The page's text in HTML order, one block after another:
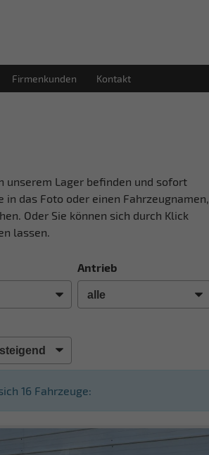
Firmenkunden Kontakt
unserem Lager befinden und sofort
das Foto oder einen Fahrzeugnamen,
Oder Sie können sich durch Klick
lassen.
Antrieb
16 Fahrzeuge: